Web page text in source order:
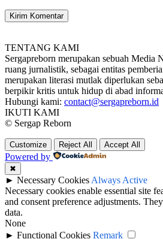
TENTANG KAMI
Sergapreborn merupakan sebuah Media
ruang jurnalistik, sebagai entitas
merupakan literasi mutlak diperlukan
berpikir kritis untuk hidup di abad
Hubungi kami: contact@sergapreborn.id
IKUTI KAMI
© Sergap Reborn
Customize Reject All Accept All
Powered by
✖
► Necessary Cookies Always Active
Necessary cookies enable essential site
and consent preference adjustments.
data.
None
► Functional Cookies Remark